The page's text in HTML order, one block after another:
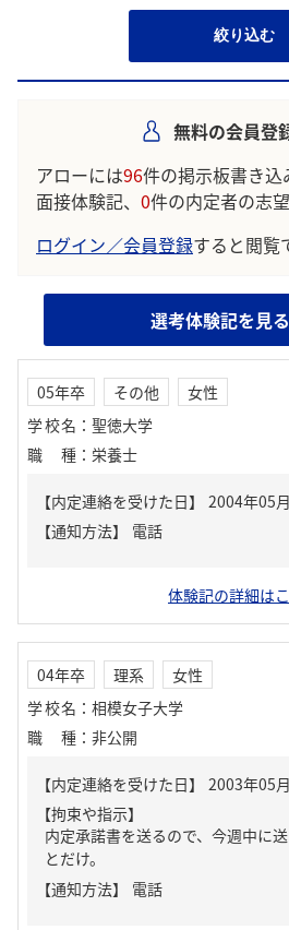
絞り込む
無料の会員登
アローには96件の掲示板書き込
面接体験記、 0件の内定者の志
ログイン／会員登録すると閲覧
選考体験記を見
05年卒 その他
女性
学校名 ： 聖徳大学
職種 ： 栄養士
【内定連絡を受けた日】
2004年05月
【通知方法】
電話
体験記の詳細は
04年卒 理系
女性
学校名 ： 相模女子大学
職種 ： 非公開
【内定連絡を受けた日】
2003年05月
【拘束や指示】
内定承諾書を送るので、今週中に
とだけ。
【通知方法】
電話